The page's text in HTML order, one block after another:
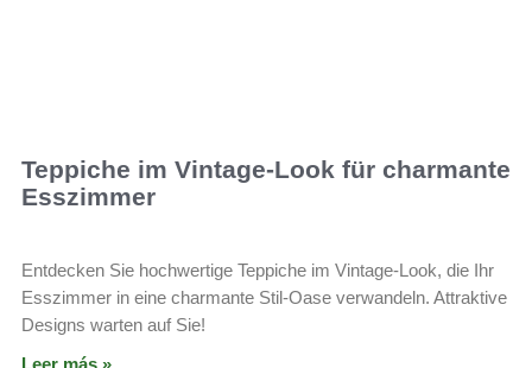
Teppiche im Vintage-Look für charmante
Esszimmer
Entdecken Sie hochwertige Teppiche im Vintage-Look, die Ihr
Esszimmer in eine charmante Stil-Oase verwandeln. Attraktive
Designs warten auf Sie!
Leer más »